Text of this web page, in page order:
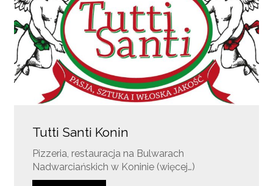
Tutti Santi Konin
Pizzeria, restauracja na Bulwarach
Nadwarciańskich w Koninie (więcej…)